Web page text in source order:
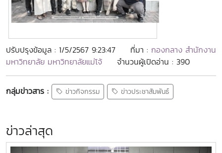
ปรับปรุงข้อมูล : 1/5/2567 9:23:47 ที่มา : กองกลาง สำนักงาน
มหาวิทยาลัย มหาวิทยาลัยแม่โจ้
จำนวนผู้เปิดอ่าน : 390
กลุ่มข่าวสาร : ข่าวกิจกรรม ข่าวประชาสัมพันธ์
ข่าวล่าสุด